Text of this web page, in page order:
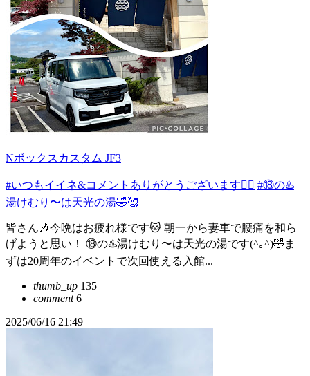
Nボックスカスタム JF3
#いつもイイネ&コメントありがとうございます🙇‍♂️ #⑱の♨️
湯けむり〜は天光の湯🤣🥰
皆さん🎶今晩はお疲れ様です🐱 朝一から妻車で腰痛を和ら
げようと思い！ ⑱の♨️湯けむり〜は天光の湯です(^｡^)🤣ま
ずは20周年のイベントで次回使える入館...
thumb_up 135
comment6
2025/06/16 21:49